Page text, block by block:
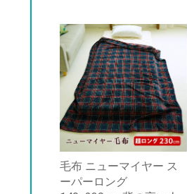
毛布 ニューマイヤー ス
ーパーロング